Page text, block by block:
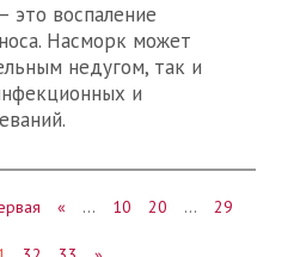
это воспаление
Насморк может
недугом, так и
и
« … 10 20 … 29